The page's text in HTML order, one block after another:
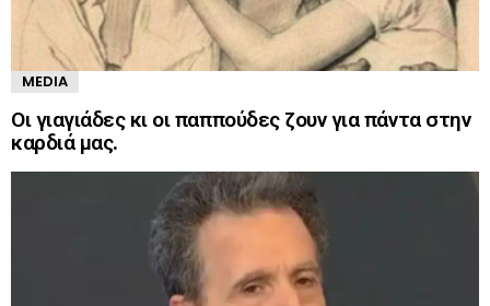
MEDIA
Οι γιαγιάδες κι οι παππούδες ζουν για πάντα στην
καρδιά μας.